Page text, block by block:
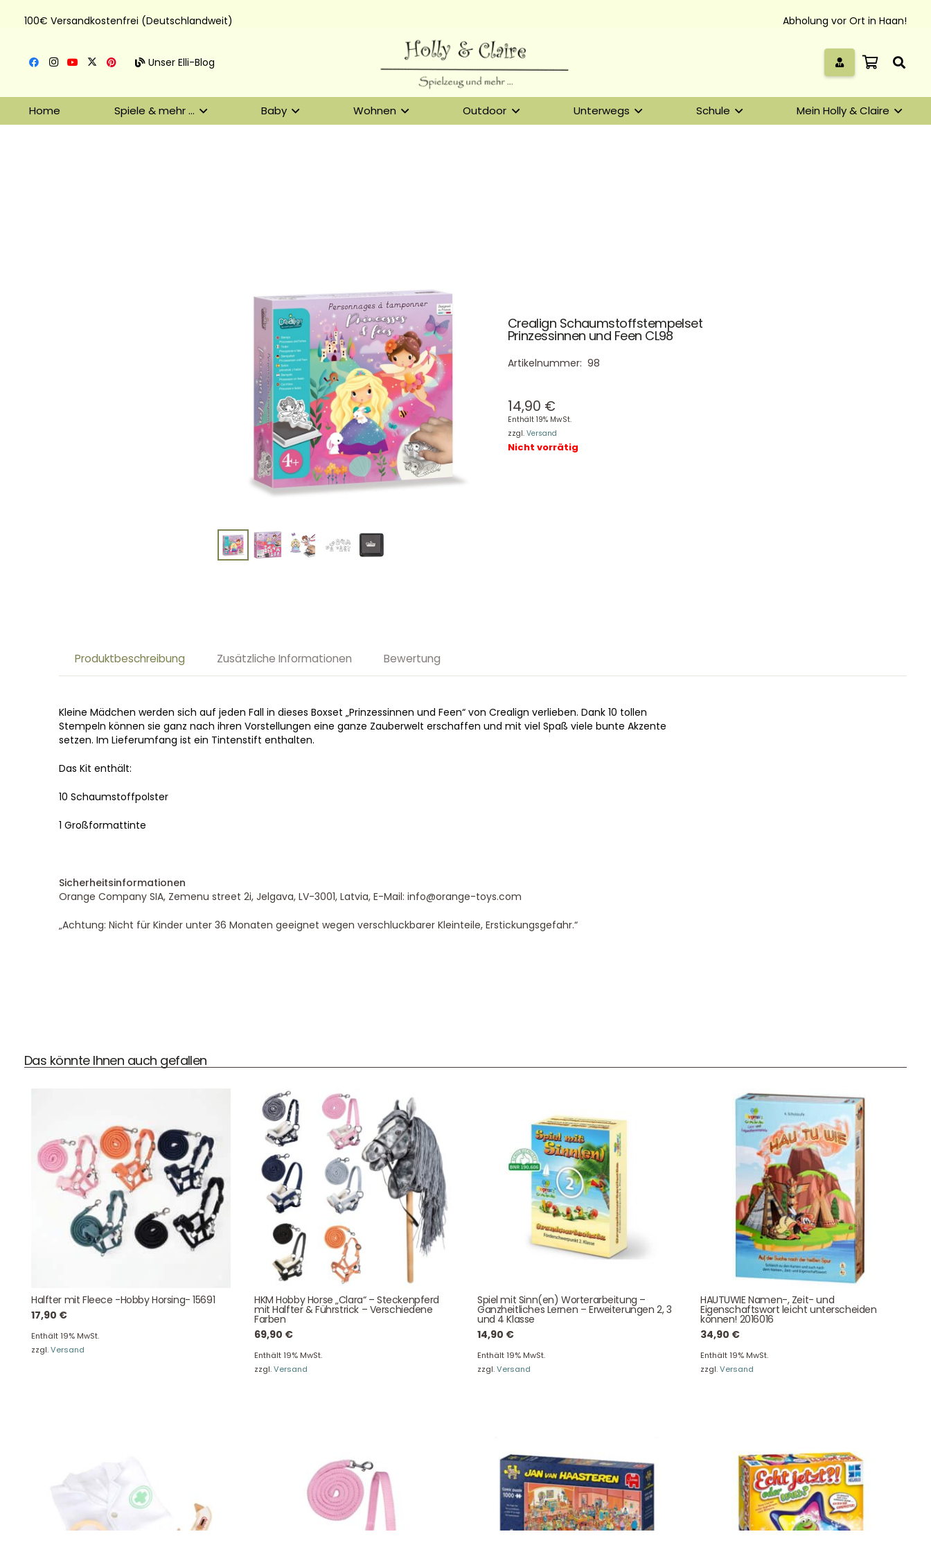
100€ Versandkostenfrei (Deutschlandweit) Abholung vor Ort in Haan!
Unser Elli-Blog
Home Spiele & mehr … Baby Wohnen Outdoor Unterwegs Schule Mein Holly & Claire
Crealign Schaumstoffstempelset
Prinzessinnen und Feen CL98
Artikelnummer: 98
14,90 €
Enthält 19% MwSt.
zzgl. Versand
Nicht vorrätig
Produktbeschreibung Zusätzliche Informationen Bewertung
Kleine Mädchen werden sich auf jeden Fall in dieses Boxset „Prinzessinnen und Feen“ von Crealign verlieben. Dank 10 tollen
Stempeln können sie ganz nach ihren Vorstellungen eine ganze Zauberwelt erschaffen und mit viel Spaß viele bunte Akzente
setzen. Im Lieferumfang ist ein Tintenstift enthalten.
Das Kit enthält:
10 Schaumstoffpolster
1 Großformattinte
Sicherheitsinformationen
Orange Company SIA, Zemenu street 2i, Jelgava, LV-3001, Latvia, E-Mail: info@orange-toys.com
„Achtung: Nicht für Kinder unter 36 Monaten geeignet wegen verschluckbarer Kleinteile, Erstickungsgefahr.“
Das könnte Ihnen auch gefallen
Halfter mit Fleece -Hobby Horsing- 15691
17,90 €
Enthält 19% MwSt.
zzgl.Versand
HKM Hobby Horse „Clara“ – Steckenpferd
mit Halfter & Führstrick – Verschiedene
Farben
69,90 €
Enthält 19% MwSt.
zzgl.Versand
Spiel mit Sinn(en) Worterarbeitung –
Ganzheitliches Lernen – Erweiterungen 2, 3
und 4 Klasse
14,90 €
Enthält 19% MwSt.
zzgl.Versand
HAUTUWIE Namen-, Zeit- und
Eigenschaftswort leicht unterscheiden
können! 2016016
34,90 €
Enthält 19% MwSt.
zzgl.Versand
Der Spielzeug – Handel aus Haan, wir versenden mit DHL.
Bei allen Fragen zu unserem Sortiment sind wir perE-
Kauf auch bei uns in Haan direkt abholen.
Eine besondere Möglichkeit, Familie und Freunden die
WhatsApp mitzuteilen.
Kontaktdaten
Tel: +49 2129 5654742
E-Mail: info@hollyclaire.de
Unser Service
Über uns
Unser Blog
Versand & Lieferung
Unsere Rückgaberichtlinien
Verträge hier widerrufen
News & Infos
Info Gutscheincode!
Kontakt
Zahlungsarten
Newsletter Anmelden
NEWSLETTER
Impressum AGB
© Holly & Claire GmbH ® Spielzeug in HaanDesign byZeitansicht®